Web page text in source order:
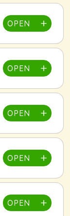
新所沢西口店